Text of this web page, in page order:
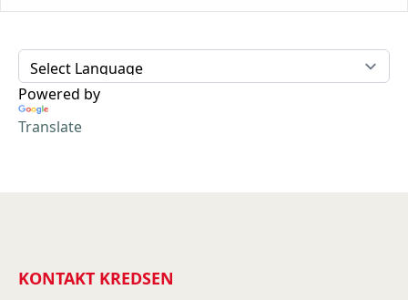
Powered by
Translate
KONTAKT KREDSEN